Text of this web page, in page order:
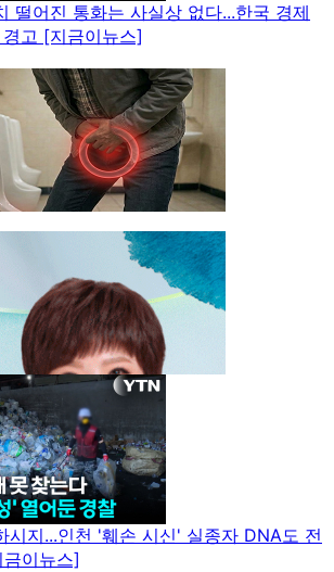
떨어진 통화는 사실상 없다...한국 경제
고 [지금이뉴스]
시지...인천 '훼손 시신' 실종자 DNA도 전
이뉴스]